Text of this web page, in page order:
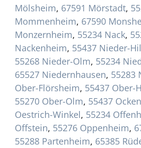
Mölsheim, 67591 Mörstadt,
Mommenheim, 67590
Monzernheim, 55234 Nack,
Nackenheim, 55437 Nieder-
55268 Nieder-Olm, 55234
65527 Niedernhausen, 55283
Ober-Flörsheim, 55437 Ober-
55270 Ober-Olm, 55437
Oestrich-Winkel, 55234
Offstein, 55276 Oppenheim,
55288 Partenheim, 65385